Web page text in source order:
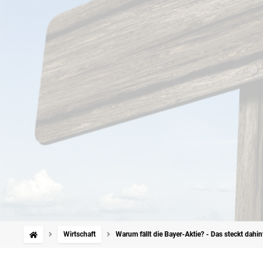
Wirtschaft Warum fällt die Bayer-Aktie? - Das steckt